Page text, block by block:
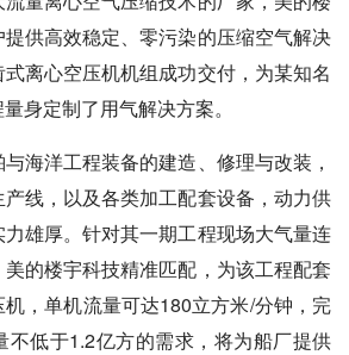
供高效稳定、零污染的压缩空气解决
离心空压机机组成功交付，为某知名
身定制了用气解决方案。
海洋工程装备的建造、修理与改装，
线，以及各类加工配套设备，动力供
雄厚。针对其一期工程现场大气量连
的楼宇科技精准匹配，为该工程配套
，单机流量可达180立方米/分钟，完
不低于1.2亿方的需求，将为船厂提供